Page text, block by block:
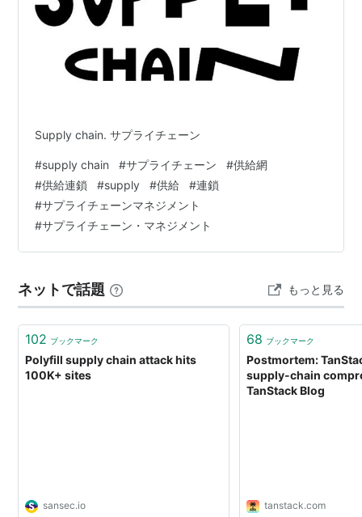
Supply chain. サプライチェーン
#supply chain #サプライチェーン #供給網
#供給連鎖 #supply #供給 #連鎖
#サプライチェーンマネジメント
#サプライチェーン・マネジメント
ネットで話題 もっと見る
102 ブックマーク
Polyfill supply chain attack hits
100K+ sites
sansec.io
68 ブックマーク
Postmortem:
supply-chain
TanStack Blog
tanstack.com